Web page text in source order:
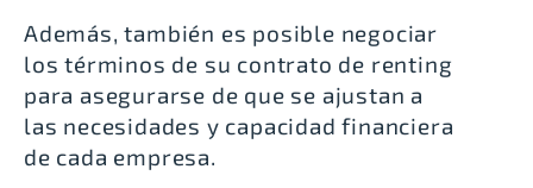
Además, también es posible negociar
los términos de su contrato de renting
para asegurarse de que se ajustan a
las necesidades y capacidad financiera
de cada empresa.